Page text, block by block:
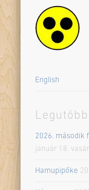
English
2026. második
január 18.
Hamupipőke